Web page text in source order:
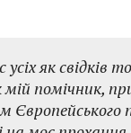
усіх як свідків
мій помічник,
Європейського